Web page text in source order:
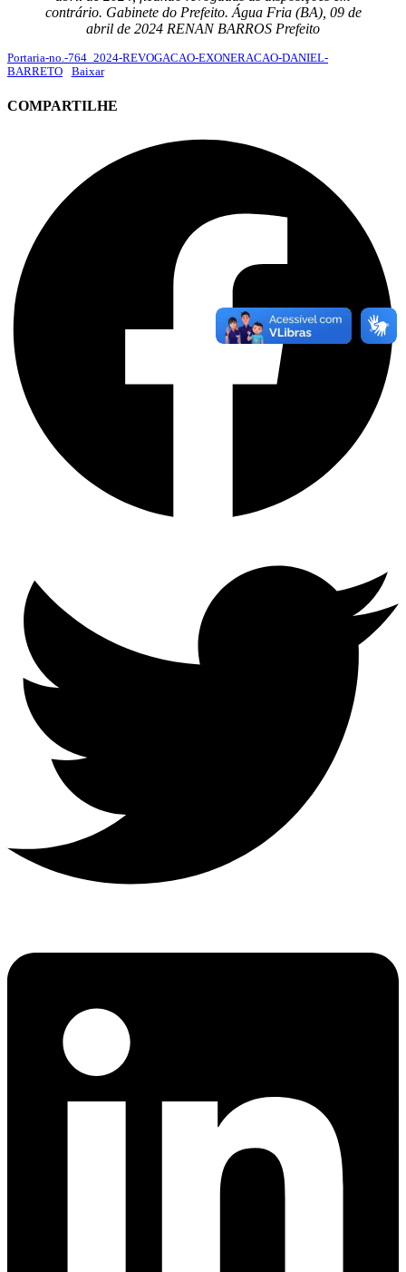
contrário. Gabinete do Prefeito. Água Fria (BA), 09 de
abril de 2024 RENAN BARROS Prefeito
Portaria-no.-764_2024-REVOGACAO-EXONERACAO-DANIEL-
BARRETO
Baixar
COMPARTILHE